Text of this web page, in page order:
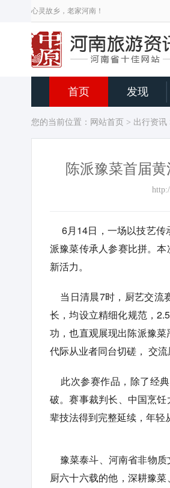
心灵故乡，老家河南！
首页 发现
您的当前位置： 网站首页 > 出行资讯
陈派豫菜首届
6月14日，一场以技艺
派豫菜传承人参赛比拼。
新活力。
当日清晨7时，厨艺交流
长，均设立精细化规范，
功，也直观展现出陈派豫
代际从业者同台切磋， 交流
此次参赛作品，除了经
破。赛事裁判长、中国烹
辈技法得到完整延续，年轻
豫菜泰斗、河南省非物质
厨六十六载的他，深耕豫